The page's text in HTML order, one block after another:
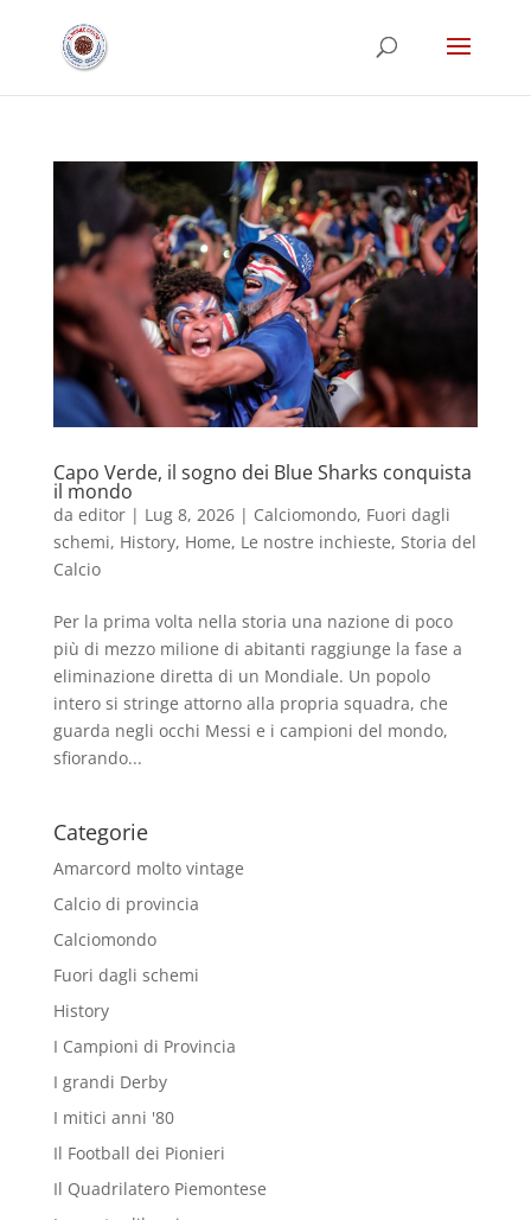
Capo Verde, il sogno dei Blue Sharks conquista
il mondo
da editor| Lug 8, 2026| Calciomondo, Fuori dagli
schemi, History, Home, Le nostre inchieste, Storia del
Calcio
Per la prima volta nella storia una nazione di poco
più di mezzo milione di abitanti raggiunge la fase a
eliminazione diretta di un Mondiale. Un popolo
intero si stringe attorno alla propria squadra, che
guarda negli occhi Messi e i campioni del mondo,
sfiorando...
Categorie
Amarcord molto vintage
Calcio di provincia
Calciomondo
Fuori dagli schemi
History
I Campioni di Provincia
I grandi Derby
I mitici anni '80
Il Football dei Pionieri
Il Quadrilatero Piemontese